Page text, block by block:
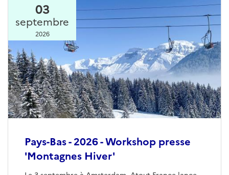
Pays-Bas - 2026 - Workshop presse
'Montagnes Hiver'
03
septembre
2026